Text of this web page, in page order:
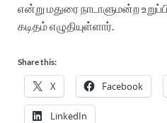
என்று மதுரை நாடாளுமன்ற
கடிதம் எழுதியுள்ளார்.
Share this:
X Facebook
LinkedIn